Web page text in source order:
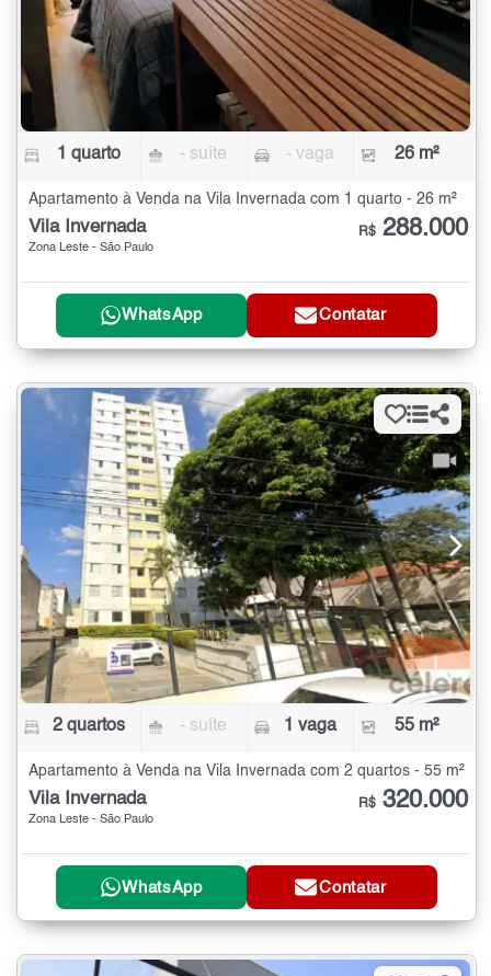
1 quarto - suíte - vaga 26 m²
Apartamento à Venda na Vila Invernada com 1 quarto - 26 m²
Vila Invernada
Zona Leste - São Paulo
R$ 288.000
WhatsApp Contatar
2 quartos - suíte 1 vaga 55 m²
Apartamento à Venda na Vila Invernada com 2 quartos - 55 m²
Vila Invernada
Zona Leste - São Paulo
R$ 320.000
WhatsApp Contatar